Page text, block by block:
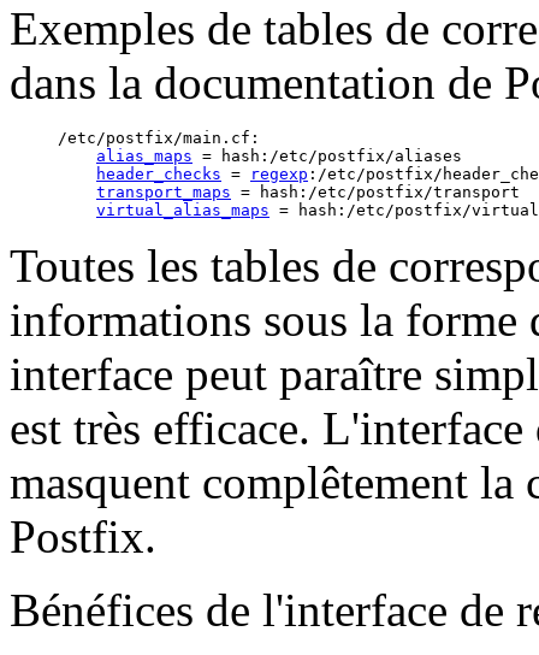
Exemples de tables de
dans la documentation de
/etc/postfix/main.cf:
alias_maps = hash:/etc/postfix/aliases
header_checks = regexp :/etc/postfix/
transport_maps = hash:/etc/postfix/transport
virtual_alias_maps
Toutes les tables de
informations sous la forme
interface peut paraître
est très efficace.
masquent complêtement
Postfix.
Bénéfices de l'interface de